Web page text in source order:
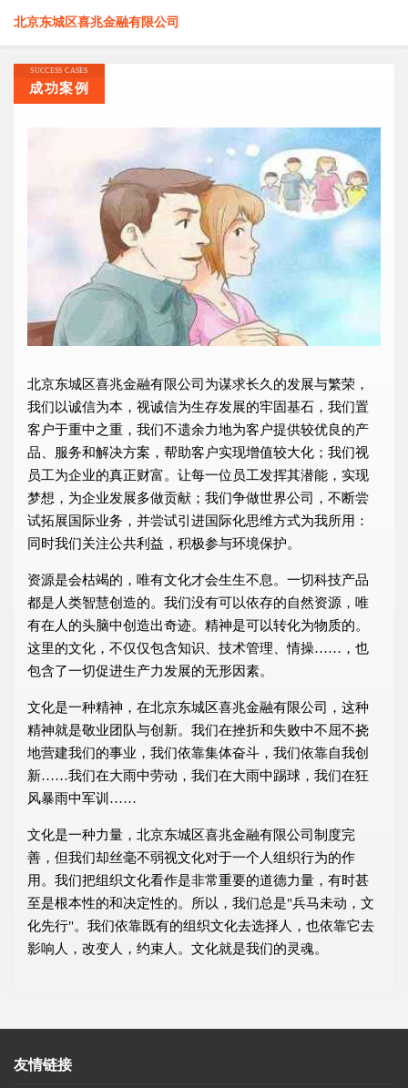
北京东城区喜兆金融有限公司
SUCCESS CASES
成功案例
北京东城区喜兆金融有限公司为谋求长久的发展与繁荣，
我们以诚信为本，视诚信为生存发展的牢固基石，我们置
客户于重中之重，我们不遗余力地为客户提供较优良的产
品、服务和解决方案，帮助客户实现增值较大化；我们视
员工为企业的真正财富。让每一位员工发挥其潜能，实现
梦想，为企业发展多做贡献；我们争做世界公司，不断尝
试拓展国际业务，并尝试引进国际化思维方式为我所用：
同时我们关注公共利益，积极参与环境保护。
资源是会枯竭的，唯有文化才会生生不息。一切科技产品
都是人类智慧创造的。我们没有可以依存的自然资源，唯
有在人的头脑中创造出奇迹。精神是可以转化为物质的。
这里的文化，不仅仅包含知识、技术管理、情操……，也
包含了一切促进生产力发展的无形因素。
文化是一种精神，在北京东城区喜兆金融有限公司，这种
精神就是敬业团队与创新。我们在挫折和失败中不屈不挠
地营建我们的事业，我们依靠集体奋斗，我们依靠自我创
新……我们在大雨中劳动，我们在大雨中踢球，我们在狂
风暴雨中军训……
文化是一种力量，北京东城区喜兆金融有限公司制度完
善，但我们却丝毫不弱视文化对于一个人组织行为的作
用。我们把组织文化看作是非常重要的道德力量，有时甚
至是根本性的和决定性的。所以，我们总是"兵马未动，文
化先行"。我们依靠既有的组织文化去选择人，也依靠它去
影响人，改变人，约束人。文化就是我们的灵魂。
友情链接